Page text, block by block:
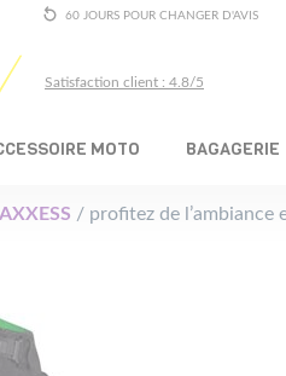
60 JOURS POUR CHANGER D'AVIS
Satisfaction client : 4.8/5
MOTO BAGAGERIE
/ profitez de l’ambiance